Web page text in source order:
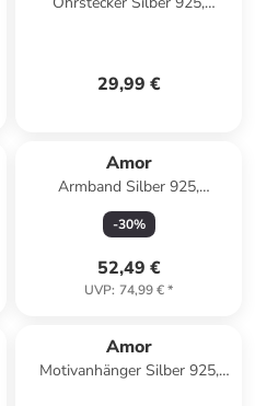
29,99 €
Amor
Armband Silber 925,
rosévergoldet in Roségold
-30%
52,49 €
UVP: 74,99 €*
Amor
Motivanhänger Silber 925,